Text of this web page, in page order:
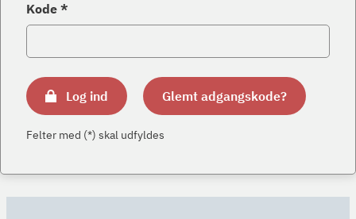
Kode *
Log ind Glemt adgangskode?
Felter med (*) skal udfyldes